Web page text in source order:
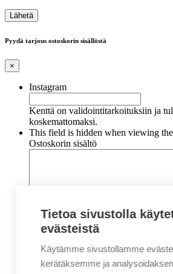
Pyydä tarjous ostoskorin sisällöstä
×
Instagram
Kenttä on validointitarkoituksiin ja
koskemattomaksi.
This field is hidden when viewing
Ostoskorin sisältö
Nimi*
Etunimi
Tietoa sivustolla
evästeistä
Käytämme sivustollamme
kerätäksemme ja